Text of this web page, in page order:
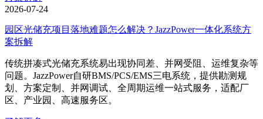
2026-07-24
园区光储充项目落地难题怎么解决？JazzPower一体化系统方
案拆解
传统拼凑式光储充系统易出现协同差、并网受阻、运维复杂等
问题。JazzPower自研BMS/PCS/EMS三电系统，提供勘测规
划、方案定制、并网调试、全周期运维一站式服务，适配厂
区、产业园、高速服务区。